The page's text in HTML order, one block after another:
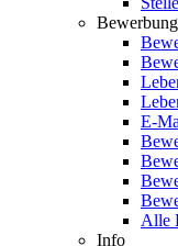
E-
Alle
Info